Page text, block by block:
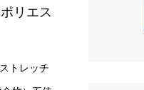
リエス
トレッチ